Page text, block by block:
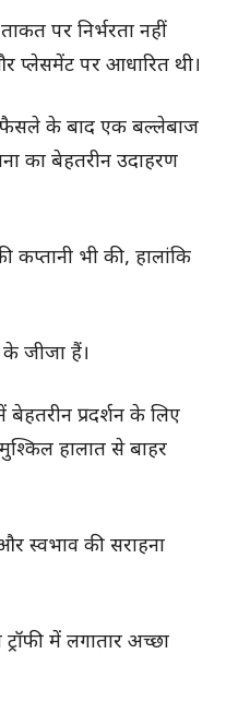
पर निर्भरता नहीं
प्लेसमेंट पर आधारित थी।
फैसले के बाद एक बल्लेबाज
का बेहतरीन उदाहरण
कप्तानी भी की, हालांकि
के जीजा हैं।
बेहतरीन प्रदर्शन के लिए
हालात से बाहर
और स्वभाव की सराहना
में लगातार अच्छा